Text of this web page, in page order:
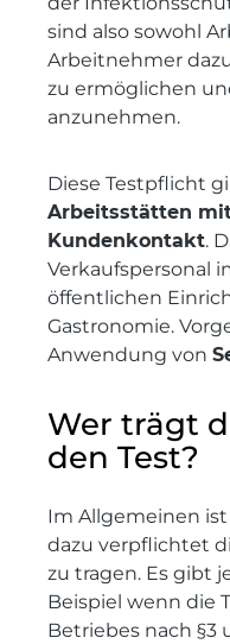
sind also sowohl
Arbeitnehmer
zu ermöglichen
anzunehmen.
Diese Testpflicht
Arbeitsstätten
Kundenkontakt.
Verkaufspersonal
öffentlichen
Gastronomie.
Anwendung von
Wer trägt
den Test?
Im Allgemeinen
dazu verpflichtet
zu tragen. Es gibt
Beispiel wenn die
Betriebes nach §3